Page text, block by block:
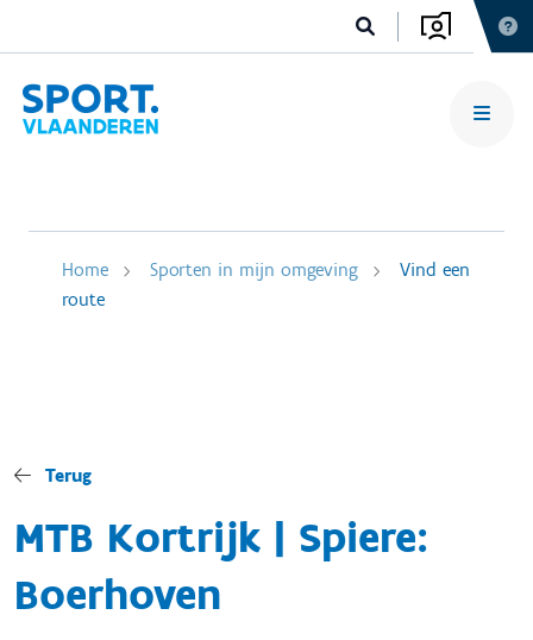
Home Sporten in mijn omgeving
Vind een
route
Terug
MTB Kortrijk | Spiere:
Boerhoven